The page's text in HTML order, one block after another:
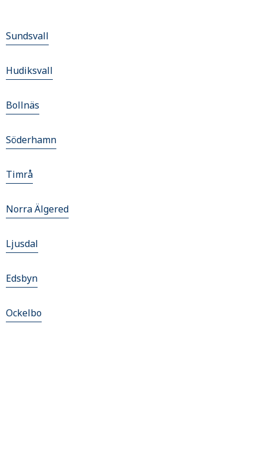
Sundsvall
Hudiksvall
Bollnäs
Söderhamn
Timrå
Norra Älgered
Ljusdal
Edsbyn
Ockelbo